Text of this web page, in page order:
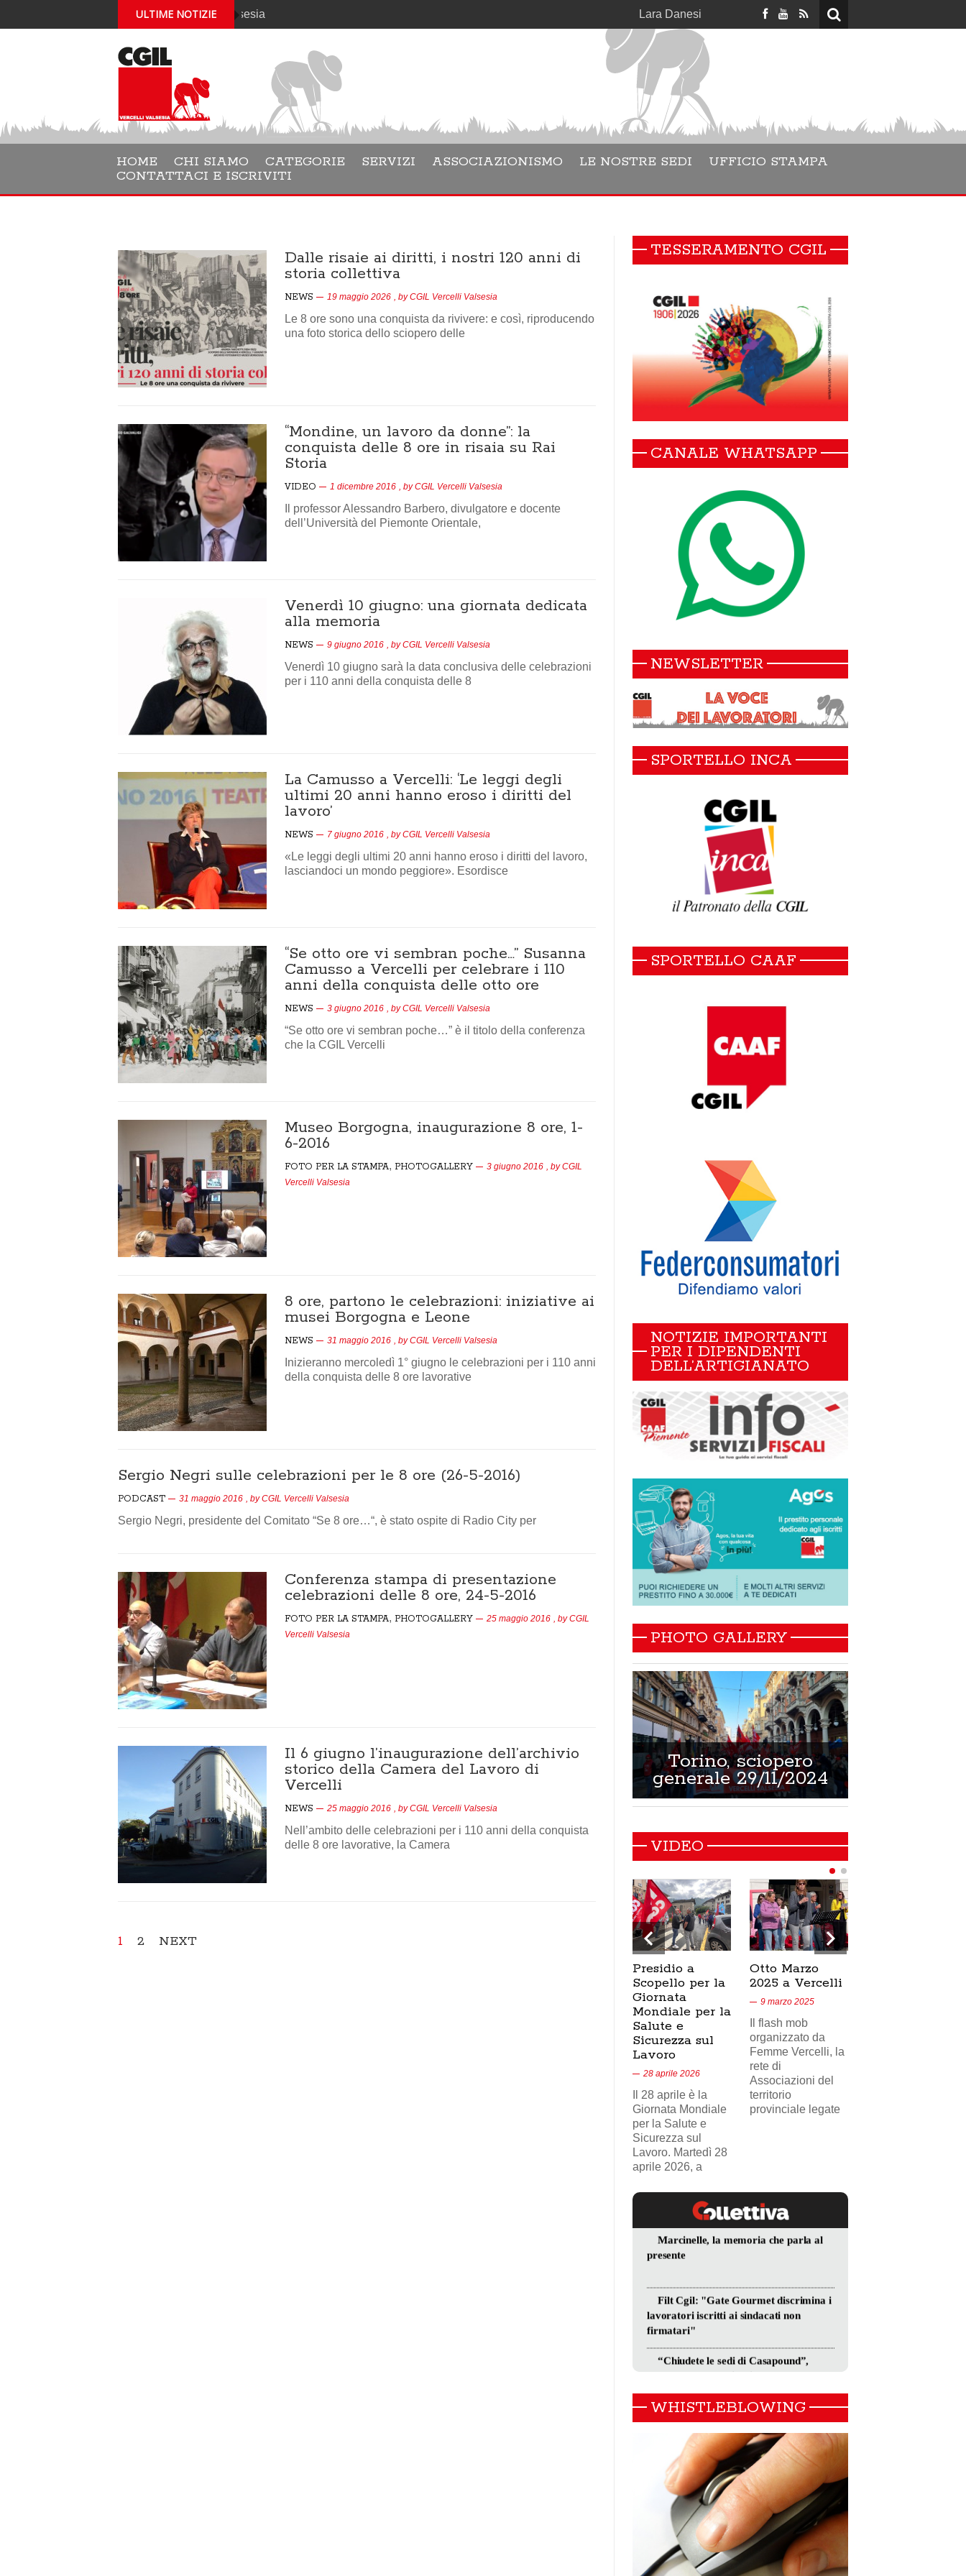
ULTIME NOTIZIE
della Filcams Cgil Vercelli Valsesia Lara Danesino è la nuova Segretaria Generale della CGIL Vercelli
HOME CHI SIAMO CATEGORIE SERVIZI ASSOCIAZIONISMO LE NOSTRE SEDI
UFFICIO STAMPA
CONTATTACI E ISCRIVITI
Dalle risaie ai diritti, i nostri 120 anni di
storia collettiva
NEWS 19 maggio 2026 , byCGIL Vercelli Valsesia
Le 8 ore sono una conquista da rivivere: e così, riproducendo
una foto storica dello sciopero delle
“Mondine, un lavoro da donne”: la
conquista delle 8 ore in risaia su Rai
Storia
VIDEO 1 dicembre 2016 , byCGIL Vercelli Valsesia
Il professor Alessandro Barbero, divulgatore e docente
dell’Università del Piemonte Orientale,
Venerdì 10 giugno: una giornata dedicata
alla memoria
NEWS 9 giugno 2016 , byCGIL Vercelli Valsesia
Venerdì 10 giugno sarà la data conclusiva delle celebrazioni
per i 110 anni della conquista delle 8
La Camusso a Vercelli: ‘Le leggi degli
ultimi 20 anni hanno eroso i diritti del
lavoro’
NEWS 7 giugno 2016 , byCGIL Vercelli Valsesia
«Le leggi degli ultimi 20 anni hanno eroso i diritti del lavoro,
lasciandoci un mondo peggiore». Esordisce
“Se otto ore vi sembran poche…” Susanna
Camusso a Vercelli per celebrare i 110
anni della conquista delle otto ore
NEWS 3 giugno 2016 , byCGIL Vercelli Valsesia
“Se otto ore vi sembran poche…” è il titolo della conferenza
che la CGIL Vercelli
Museo Borgogna, inaugurazione 8 ore, 1-
6-2016
FOTO PER LA STAMPA, PHOTOGALLERY 3 giugno 2016 , byCGIL
Vercelli Valsesia
8 ore, partono le celebrazioni: iniziative ai
musei Borgogna e Leone
NEWS 31 maggio 2016 , byCGIL Vercelli Valsesia
Inizieranno mercoledì 1° giugno le celebrazioni per i 110 anni
della conquista delle 8 ore lavorative
Sergio Negri sulle celebrazioni per le 8 ore (26-5-2016)
PODCAST 31 maggio 2016 , byCGIL Vercelli Valsesia
Sergio Negri, presidente del Comitato “Se 8 ore…“, è stato ospite di Radio City per
Conferenza stampa di presentazione
celebrazioni delle 8 ore, 24-5-2016
FOTO PER LA STAMPA, PHOTOGALLERY 25 maggio 2016 , byCGIL
Vercelli Valsesia
Il 6 giugno l’inaugurazione dell’archivio
storico della Camera del Lavoro di
Vercelli
NEWS 25 maggio 2016 , byCGIL Vercelli Valsesia
Nell’ambito delle celebrazioni per i 110 anni della conquista
delle 8 ore lavorative, la Camera
1 2 NEXT
TESSERAMENTO CGIL
CANALE WHATSAPP
NEWSLETTER
SPORTELLO INCA
SPORTELLO CAAF
NOTIZIE IMPORTANTI
PER I DIPENDENTI
DELL’ARTIGIANATO
PHOTO GALLERY
Flash mob e presidio
Sanità 15/16-02-2024
Torino, sciopero
generale 29/11/2024
VIDEO
Presidio a
Scopello per la
Giornata
Mondiale per la
Salute e
Sicurezza sul
Lavoro
28 aprile 2026
Il 28 aprile è la
Giornata Mondiale
per la Salute e
Sicurezza sul
Lavoro. Martedì 28
aprile 2026, a
Otto Marzo
2025 a Vercelli
9 marzo 2025
Il flash mob
organizzato da
Femme Vercelli, la
rete di
Associazioni del
territorio
provinciale legate
WHISTLEBLOWING